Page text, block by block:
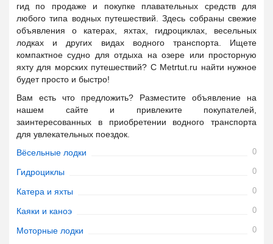
гид по продаже и покупке плавательных средств для
любого типа водных путешествий. Здесь собраны свежие
объявления о катерах, яхтах, гидроциклах, весельных
лодках и других видах водного транспорта. Ищете
компактное судно для отдыха на озере или просторную
яхту для морских путешествий? С Metrtut.ru найти нужное
будет просто и быстро!
Вам есть что предложить? Разместите объявление на
нашем сайте и привлеките покупателей,
заинтересованных в приобретении водного транспорта
для увлекательных поездок.
Вёсельные лодки
0
Гидроциклы 0
Катера и яхты 0
Каяки и каноэ 0
Моторные лодки 0